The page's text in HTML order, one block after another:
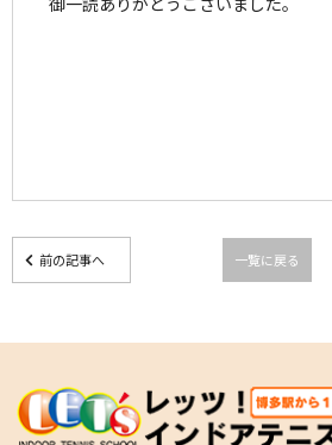
前の記事へ 一覧に戻る